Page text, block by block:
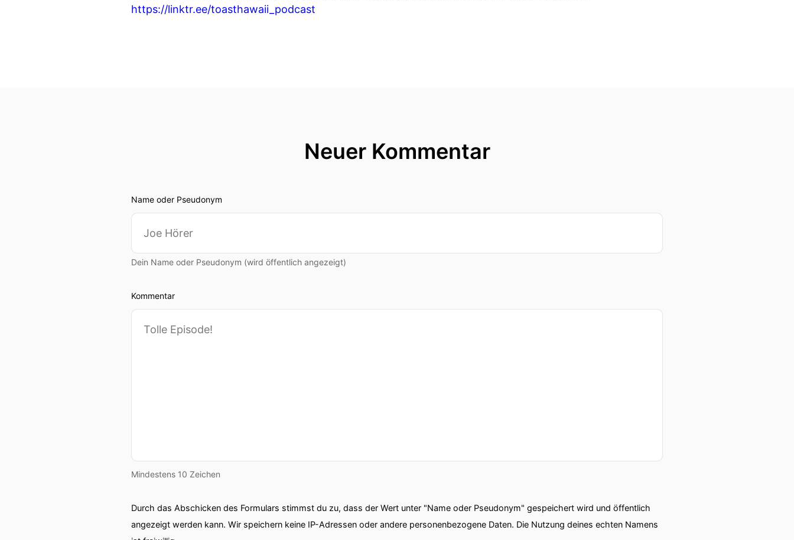
https://linktr.ee/toasthawaii_podcast
Neuer Kommentar
Name oder Pseudonym
Dein Name oder Pseudonym (wird öffentlich angezeigt)
Kommentar
Mindestens 10 Zeichen
Durch das Abschicken des Formulars stimmst du zu, dass der Wert unter "Name oder Pseudonym" gespeichert wird und öffentlich
angezeigt werden kann. Wir speichern keine IP-Adressen oder andere personenbezogene Daten. Die Nutzung deines echten Namens